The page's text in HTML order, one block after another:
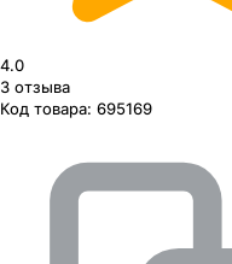
4.0
3 отзыва
Код товара: 695169